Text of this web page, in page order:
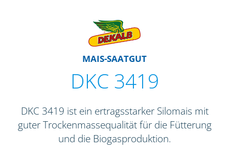
MAIS-SAATGUT
DKC 3419
DKC 3419 ist ein ertragsstarker Silomais mit
guter Trockenmassequalität für die Fütterung
und die Biogasproduktion.